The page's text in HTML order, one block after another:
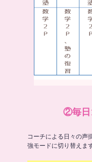
②毎日
コーチによる日々の声
強モードに切り替えます